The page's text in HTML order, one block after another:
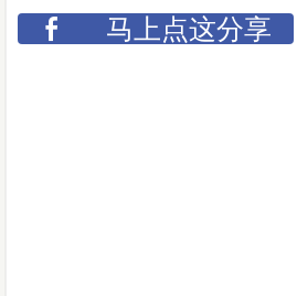
马上点这分享